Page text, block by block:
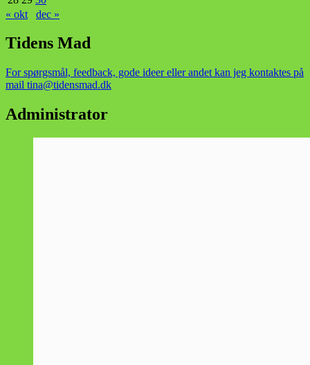
« okt
dec »
Tidens Mad
For spørgsmål, feedback, gode ideer eller andet kan jeg kontaktes på
mail tina@tidensmad.dk
Administrator